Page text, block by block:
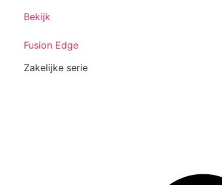
Bekijk
Fusion Edge
Zakelijke serie